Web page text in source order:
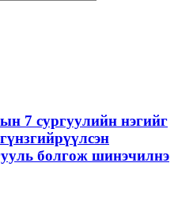
7 сургуулийн нэгийг
болгож шинэчилнэ